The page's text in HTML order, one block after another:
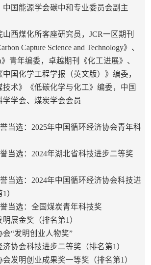
中国能源学会碳中和专业委员会副主
西煤化所客座研究员，JCR一区期刊
Capture Science and Technology》、
》青年编委，卓越期刊《化工进展》、
中国化学工程学报（英文版）》编委，
术》《低碳化学与化工》编委，中国
学会、煤炭学会会员
当选：2025年中国循环经济协会青年科
当选：2024年湖北省科技进步二等奖
当选：2024年中国循环经济协会科技进
）
当选：全国煤炭青年科技奖
展金奖（排名第1）
会“发明创业人物奖”
济协会科技进步二等奖（排名第1）
会发明创业成果奖一等奖（排名第1）